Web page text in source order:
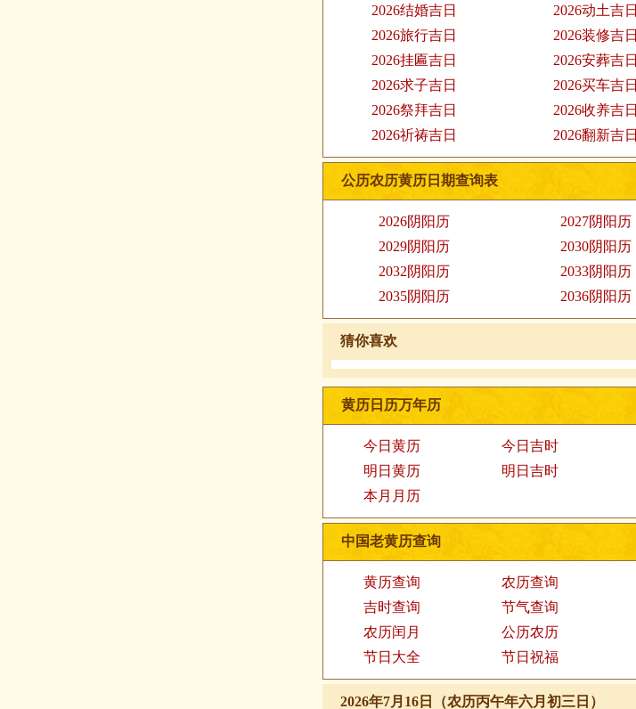
2026结婚吉日
2026动土吉日
2026旅行吉日
2026装修吉日
2026挂匾吉日
2026安葬吉日
2026求子吉日
2026买车吉日
2026祭拜吉日
2026收养吉日
2026祈祷吉日
2026翻新吉日
公历农历黄历日期查询表
2026阴阳历 2027阴阳历
2029阴阳历
2030阴阳历
2032阴阳历
2033阴阳历
2035阴阳历
2036阴阳历
猜你喜欢
黄历日历万年历
今日黄历 今日吉时
明日黄历
明日吉时
本月月历
中国老黄历查询
黄历查询 农历查询
吉时查询
节气查询
农历闰月
公历农历
节日大全
节日祝福
2026年7月16日（农历丙午年六月初三日）